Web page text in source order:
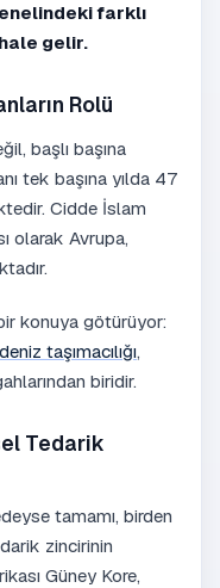
farklı
gelir.
Rolü
başlı başına
tek başına yılda 47
Cidde İslam
olarak Avrupa,
konuya götürüyor:
taşımacılığı,
biridir.
Tedarik
tamamı, birden
zincirinin
Güney Kore,